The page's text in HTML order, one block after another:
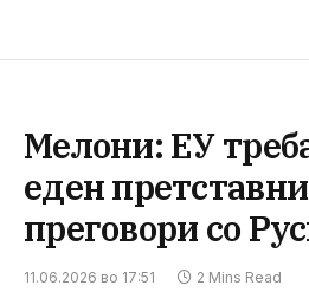
Мелони: ЕУ
еден
преговори со
11.06.2026 во 17:51 2 Mins Read